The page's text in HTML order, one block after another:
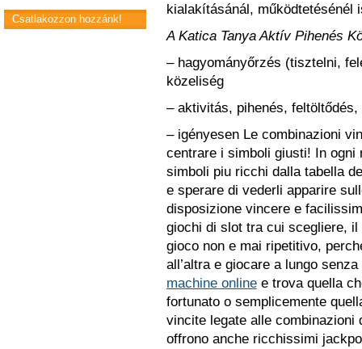
kialakításánál, működtetésénél
A Katica Tanya Aktív Pihenés
– hagyományőrzés (tisztelni,
közeliség
– aktivitás, pihenés,
– igényesen Le combinazioni
centrare i simboli giusti! In ogni
simboli piu ricchi dalla tabella
e sperare di vederli apparire
disposizione vincere e
giochi di slot tra cui scegliere,
gioco non e mai ripetitivo,
all’altra e giocare a lungo
machine onlinee trova quella
fortunato o semplicemente
vincite legate alle
offrono anche ricchissimi
Csatlakozzon hozzánk!